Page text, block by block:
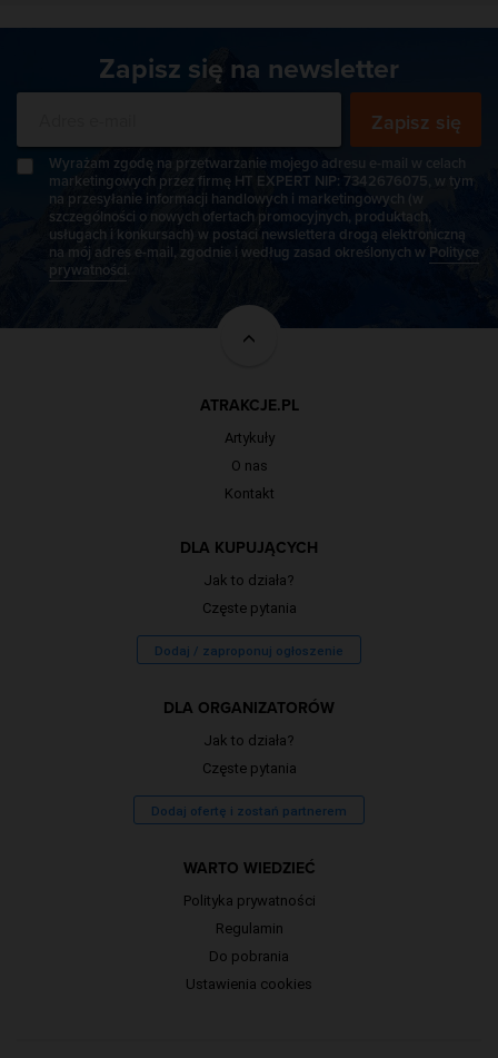
Zapisz się na newsletter
Zapisz się
Wyrażam zgodę na przetwarzanie mojego adresu e-mail w celach
marketingowych przez firmę HT EXPERT NIP: 7342676075, w tym
na przesyłanie informacji handlowych i marketingowych (w
szczególności o nowych ofertach promocyjnych, produktach,
usługach i konkursach) w postaci newslettera drogą elektroniczną
na mój adres e-mail, zgodnie i według zasad określonych w Polityce
prywatności.
ATRAKCJE.PL
Artykuły
O nas
Kontakt
DLA KUPUJĄCYCH
Jak to działa?
Częste pytania
Dodaj / zaproponuj ogłoszenie
DLA ORGANIZATORÓW
Jak to działa?
Częste pytania
Dodaj ofertę i zostań partnerem
WARTO WIEDZIEĆ
Polityka prywatności
Regulamin
Do pobrania
Ustawienia cookies